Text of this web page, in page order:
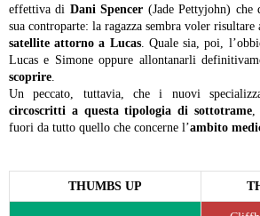
effettiva di Dani Spencer (Jade Pettyjohn) che
sua controparte: la ragazza sembra voler
satellite attorno a Lucas. Quale sia, poi,
Lucas e Simone oppure allontanarli
scoprire
Un peccato, tuttavia, che i nuovi
circoscritti a questa tipologia di sottotrame,
fuori da tutto quello che concerne l’ambito
THUMBS UP